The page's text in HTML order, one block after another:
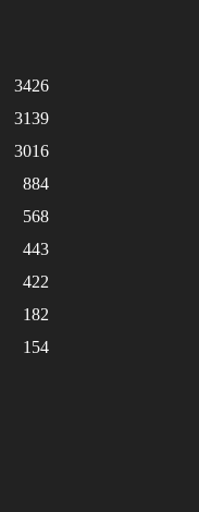
3426
3139
3016
884
568
443
422
182
154